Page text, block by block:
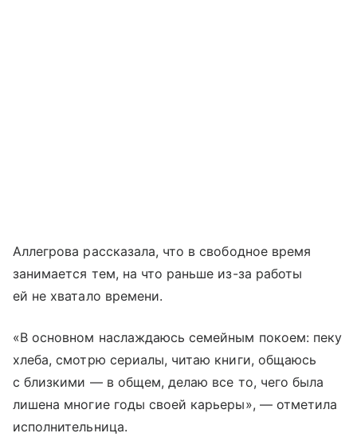
Аллегрова рассказала, что в свободное время
занимается тем, на что раньше из-за работы
ей не хватало времени.
«В основном наслаждаюсь семейным покоем: пеку
хлеба, смотрю сериалы, читаю книги, общаюсь
с близкими — в общем, делаю все то, чего была
лишена многие годы своей карьеры», — отметила
исполнительница.